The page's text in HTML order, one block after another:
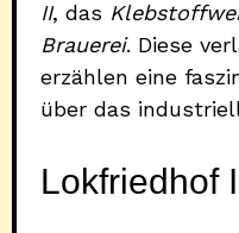
II, das
Brauerei. Diese
erzählen eine
über das
Lokfriedhof